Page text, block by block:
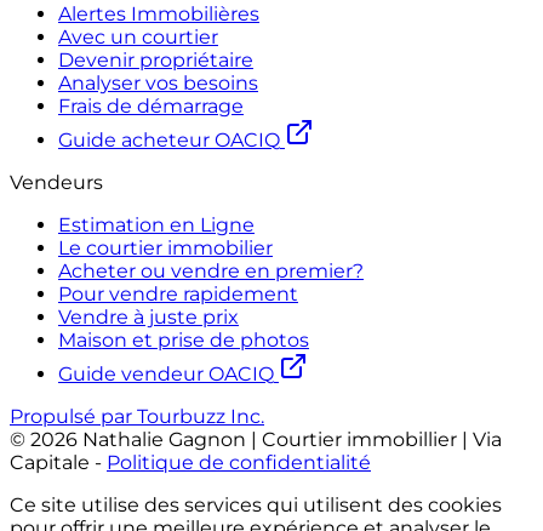
Alertes Immobilières
Avec un courtier
Devenir propriétaire
Analyser vos besoins
Frais de démarrage
Guide acheteur OACIQ
Vendeurs
Estimation en Ligne
Le courtier immobilier
Acheter ou vendre en premier?
Pour vendre rapidement
Vendre à juste prix
Maison et prise de photos
Guide vendeur OACIQ
Propulsé par Tourbuzz Inc.
© 2026 Nathalie Gagnon | Courtier immobillier | Via
Capitale - Politique de confidentialité
Ce site utilise des services qui utilisent des cookies